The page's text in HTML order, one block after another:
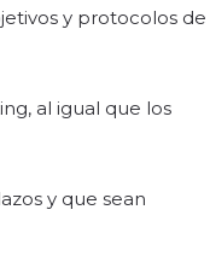
y protocolos de
al igual que los
y que sean